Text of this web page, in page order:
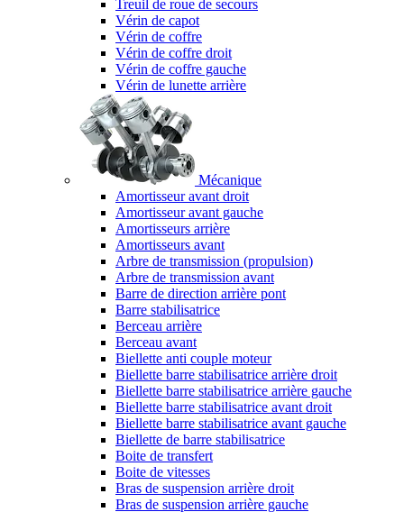
Treuil de roue de secours
Vérin de capot
Vérin de coffre
Vérin de coffre droit
Vérin de coffre gauche
Vérin de lunette arrière
Mécanique
Amortisseur avant droit
Amortisseur avant gauche
Amortisseurs arrière
Amortisseurs avant
Arbre de transmission (propulsion)
Arbre de transmission avant
Barre de direction arrière pont
Barre stabilisatrice
Berceau arrière
Berceau avant
Biellette anti couple moteur
Biellette barre stabilisatrice arrière droit
Biellette barre stabilisatrice arrière gauche
Biellette barre stabilisatrice avant droit
Biellette barre stabilisatrice avant gauche
Biellette de barre stabilisatrice
Boite de transfert
Boite de vitesses
Bras de suspension arrière droit
Bras de suspension arrière gauche